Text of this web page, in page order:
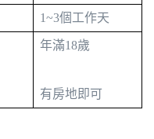
1~3個工作天
年滿18歲
有房地即可